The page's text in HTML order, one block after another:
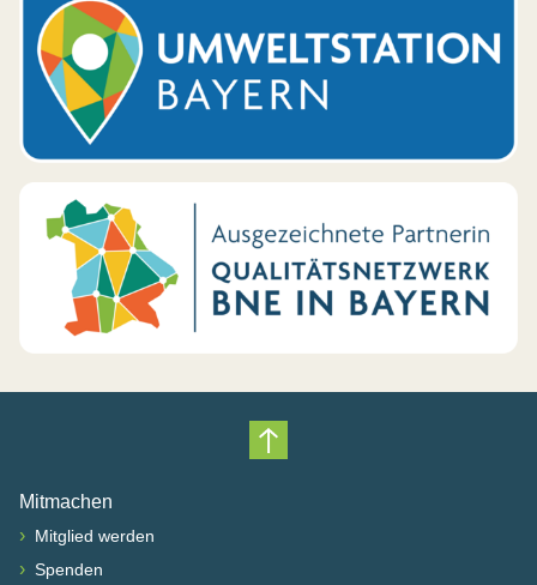
Nach oben scrollen
Mitmachen
› Mitglied werden
› Spenden